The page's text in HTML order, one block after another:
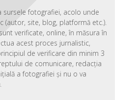
sursele fotografiei, acolo unde
(autor, site, blog, platformă etc.).
verificate, online, în măsura în
acest proces jurnalistic,
de verificare din minim 3
de comunicare, redacția
a fotografiei și nu o va